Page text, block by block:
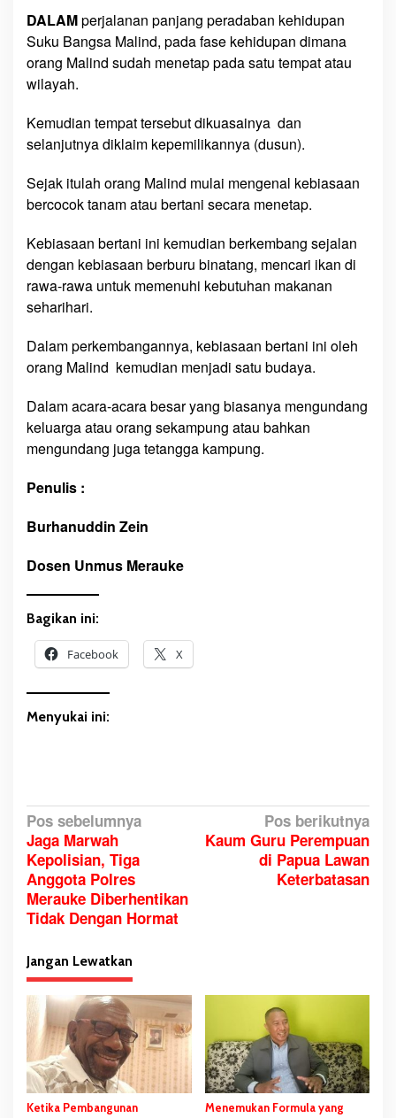
a
n
a
r
a
g
M
l
i
n
DALAMperjalanan panjang peradaban kehidupan
Suku Bangsa Malind, pada fase kehidupan dimana
orang Malind sudah menetap pada satu tempat atau
wilayah.
Kemudian tempat tersebut dikuasainya dan
selanjutnya diklaim kepemilikannya (dusun).
Sejak itulah orang Malind mulai mengenal kebiasaan
bercocok tanam atau bertani secara menetap.
Kebiasaan bertani ini kemudian berkembang sejalan
dengan kebiasaan berburu binatang, mencari ikan di
rawa-rawa untuk memenuhi kebutuhan makanan
seharihari.
Dalam perkembangannya, kebiasaan bertani ini oleh
orang Malind kemudian menjadi satu budaya.
Dalam acara-acara besar yang biasanya mengundang
keluarga atau orang sekampung atau bahkan
mengundang juga tetangga kampung.
Penulis :
Burhanuddin Zein
Dosen Unmus Merauke
Bagikan ini:
Facebook X
Menyukai ini:
N
a
v
i
g
s
i
p
o
s
Pos sebelumnya
Jaga Marwah
Kepolisian, Tiga
Anggota Polres
Merauke Diberhentikan
Tidak Dengan Hormat
Pos berikutnya
Kaum Guru Perempuan
di Papua Lawan
Keterbatasan
Jangan Lewatkan
Ketika Pembangunan
Menemukan Formula yang